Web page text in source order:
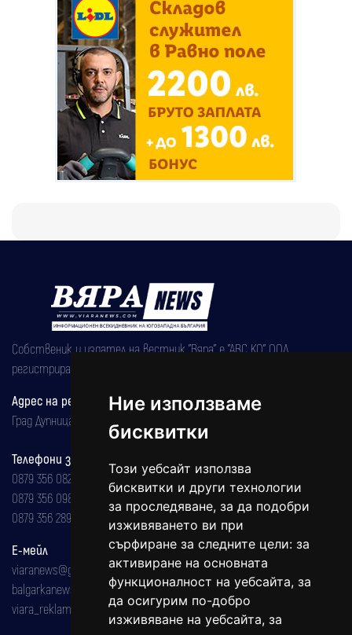
Ние използваме
бисквитки
Този уебсайт използва
бисквитки и други технологии
за проследяване, за да подобри
изживяването ви при
сърфиране за следните цели: за
активиране на основната
функционалност на уебсайта, за
да осигурим по-добро
изживяване на уебсайта, за
Собственик и издател на вестник "Вяра" е "АВС КО" ООД,
регистрирана на 08.05.2002 година.
Адрес на редакцията
Град Дупница, ул.''Христо Ботев" 43
Телефони за реклама и абонаменти
0879 356 082
0879 356 098
0879 356 289
Е-мейл
viaranews@gmail.com
balgarkanews@gmail.com
viara_reklama@mail.bg